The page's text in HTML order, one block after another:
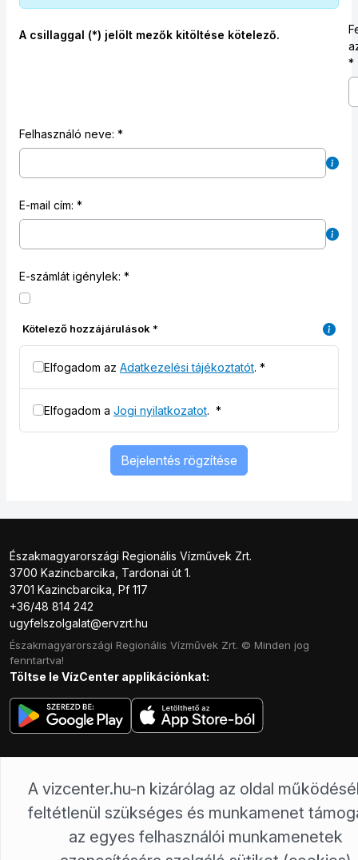
A csillaggal (*) jelölt mezők kitöltése kötelező.
Felhasználó neve:
E-mail cím:
E-számlát igénylek:
Kötelező hozzájárulások *
Elfogadom az Adatkezelési tájékoztatót. *
Elfogadom a Jogi nyilatkozatot. *
Bejelentés rögzítése
Északmagyarországi Regionális Vízművek Zrt.
3700 Kazincbarcika, Tardonai út 1.
3701 Kazincbarcika, Pf 117
+36/48 814 242
ugyfelszolgalat@ervzrt.hu
Északmagyarországi Regionális Vízművek Zrt. © Minden jog
fenntartva!
Töltse le VízCenter applikációnkat:
A vizcenter.hu-n kizárólag az oldal
feltétlenül szükséges és munkamenet
az egyes felhasználói munkamenetek